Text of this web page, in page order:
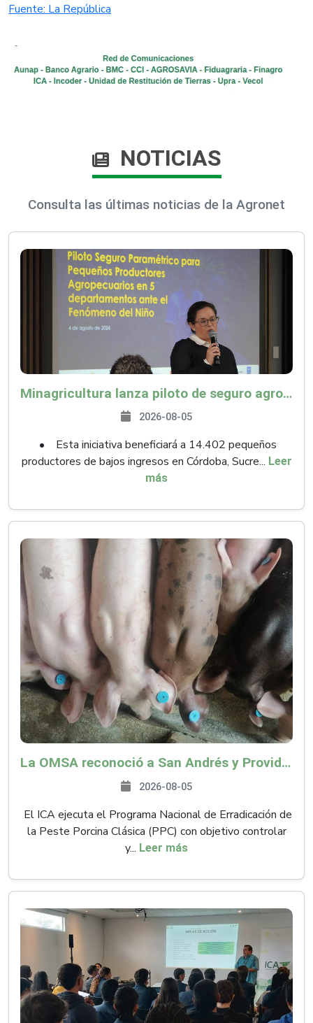
Fuente: La República
NOTICIAS
Consulta las últimas noticias de la Agronet
Minagricultura lanza piloto de seguro agropecuario por $9.625 millones para proteger a más de 14.000 pequeños productores contra riesgos del Fenómeno de El Niño
2026-08-05
• Esta iniciativa beneficiará a 14.402 pequeños
productores de bajos ingresos en Córdoba, Sucre... Leer
más
La OMSA reconoció a San Andrés y Providencia como zona libre de Peste Porcina Clásica (PPC)
2026-08-05
El ICA ejecuta el Programa Nacional de Erradicación de
la Peste Porcina Clásica (PPC) con objetivo controlar
y... Leer más